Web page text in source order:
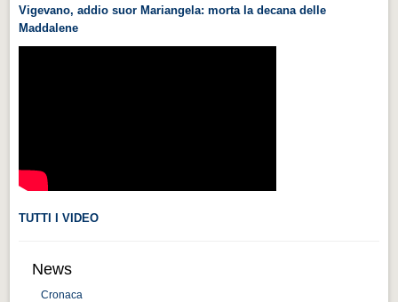
Videonews
Videonews
CHI SIAMO
CITTÀ
Guida turistica rapida
Vigevano, addio suor Mariangela: morta la decana delle
Maddalene
TUTTI I VIDEO
News
Cronaca